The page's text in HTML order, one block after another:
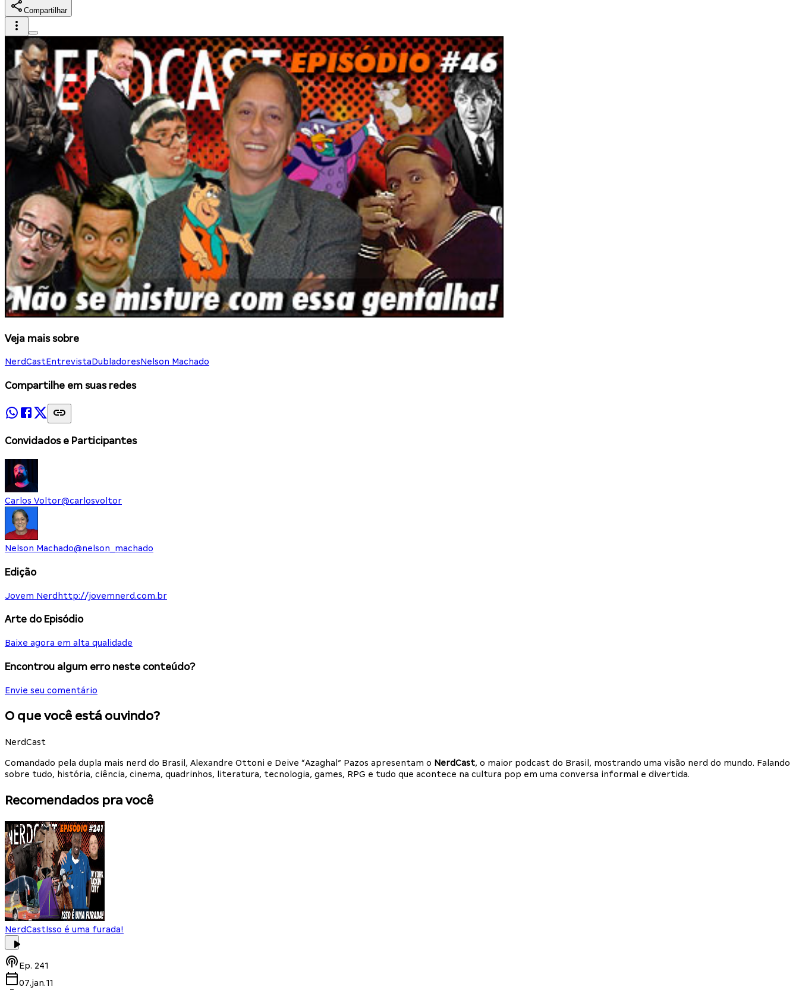
Compartilhar
Veja mais sobre
NerdCastEntrevistaDubladoresNelson Machado
Compartilhe em suas redes
Convidados e Participantes
Carlos Voltor@carlosvoltor
Nelson Machado@nelson_machado
Edição
Jovem Nerd http://jovemnerd.com.br
Arte do Episódio
Baixe agora em alta qualidade
Encontrou algum erro neste conteúdo?
Envie seu comentário
O que você está ouvindo?
NerdCast
Comandado pela dupla mais nerd do Brasil, Alexandre Ottoni e Deive “Azaghal” Pazos apresentam o NerdCast, o maior podcast do Brasil, mostrando uma visão nerd do mundo. Falando
sobre tudo, história, ciência, cinema, quadrinhos, literatura, tecnologia, games, RPG e tudo que acontece na cultura pop em uma conversa informal e divertida.
Recomendados pra você
NerdCastIsso é uma furada!
Ep. 241
07.jan.11